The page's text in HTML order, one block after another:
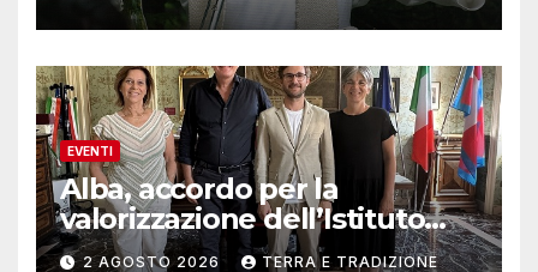
EVENTI
Alba, accordo per la
valorizzazione dell’Istituto
musicale Rocca
2 AGOSTO 2026 TERRA E TRADIZIONE